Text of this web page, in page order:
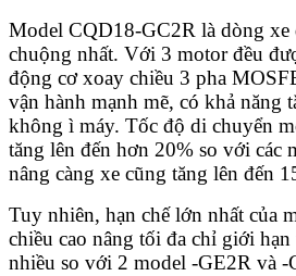
Model CQD18-GC2R là dòng xe
chuộng nhất. Với 3 motor đều
động cơ xoay chiều 3 pha
vận hành mạnh mẽ, có khả năng
không ì máy. Tốc độ di chuyển
tăng lên đến hơn 20% so với các
nâng càng xe cũng tăng lên đến
Tuy nhiên, hạn chế lớn nhất của
chiều cao nâng tối đa chỉ giới
nhiều so với 2 model -GE2R và -